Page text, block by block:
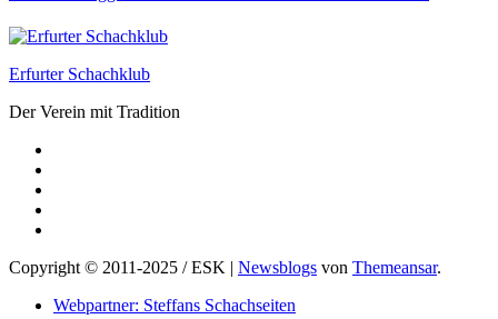
Erfurter Schachklub
Der Verein mit Tradition
Copyright © 2011-2025 / ESK | Newsblogs von Themeansar.
Webpartner: Steffans Schachseiten